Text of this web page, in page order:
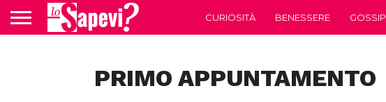
CURIOSITÀ BENESSERE GOSSIP
PRIMO APPUNTAMENTO